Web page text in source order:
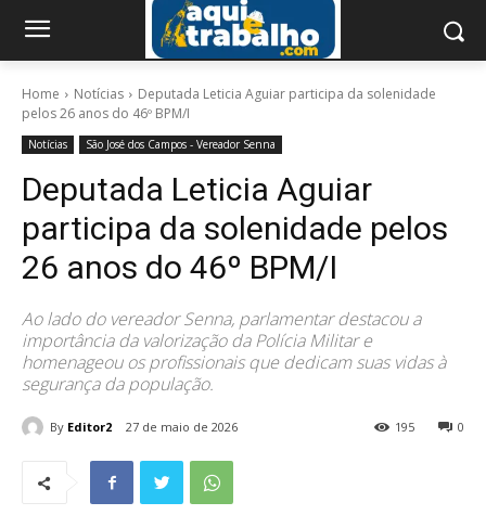
Home Notícias
Deputada Leticia Aguiar participa da solenidade
pelos 26 anos do 46º BPM/I
Notícias São José dos Campos - Vereador Senna
Deputada Leticia Aguiar
participa da solenidade pelos
26 anos do 46º BPM/I
Ao lado do vereador Senna, parlamentar destacou a
importância da valorização da Polícia Militar e
homenageou os profissionais que dedicam suas vidas à
segurança da população.
By Editor2 27 de maio de 2026 0
195